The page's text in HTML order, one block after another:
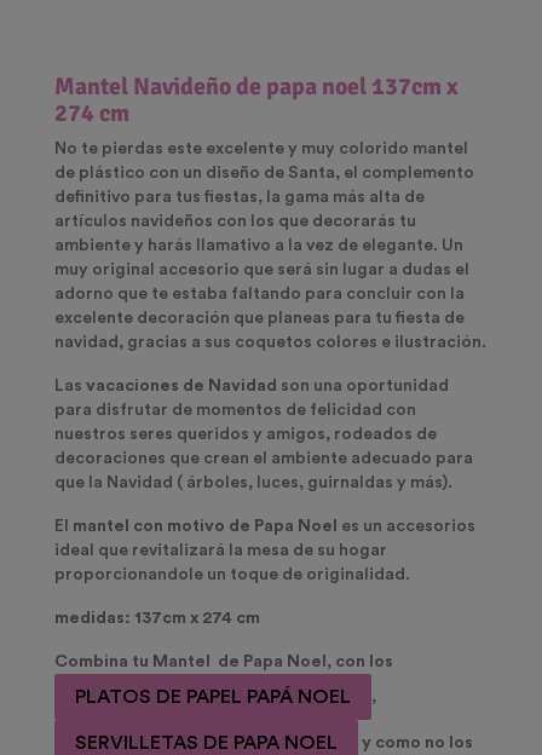
Mantel Navideño de papa noel 137cm x
274 cm
No te pierdas este excelente y muy colorido mantel
de plástico con un diseño de Santa, el complemento
definitivo para tus fiestas, la gama más alta de
artículos navideños con los que decorarás tu
ambiente y harás llamativo a la vez de elegante. Un
muy original accesorio que será sin lugar a dudas el
adorno que te estaba faltando para concluir con la
excelente decoración que planeas para tu fiesta de
navidad, gracias a sus coquetos colores e ilustración.
Las vacaciones de Navidad son una oportunidad
para disfrutar de momentos de felicidad con
nuestros seres queridos y amigos, rodeados de
decoraciones que crean el ambiente adecuado para
que la Navidad ( árboles, luces, guirnaldas y más).
El mantel con motivo de Papa Noel
es un accesorios
ideal que revitalizará la mesa de su hogar
proporcionandole un toque de originalidad.
medidas: 137cm x 274 cm
Combina tu Mantel de Papa Noel, con los
PLATOS DE PAPEL PAPÁ NOEL ,
SERVILLETAS DE PAPA NOEL y como no los